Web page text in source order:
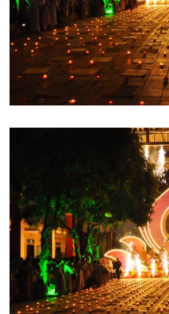
Bồ Đề, giây phút ấy rung
cho trời người hoan hỉ. Đó
diệu, Đức Phật đã vinh
cờ giải thoát, phá tan não
Chính sự kiện giác ngộ
có khả năng chứng ngộ và